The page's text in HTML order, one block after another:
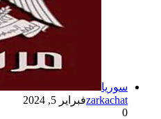
سوريا
zarkachatفبراير 5, 2024
0